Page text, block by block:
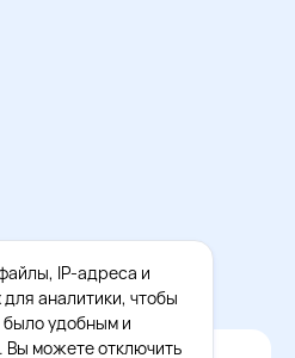
данных
IP-адреса и
аналитики, чтобы
удобным и
Вы можете отключить